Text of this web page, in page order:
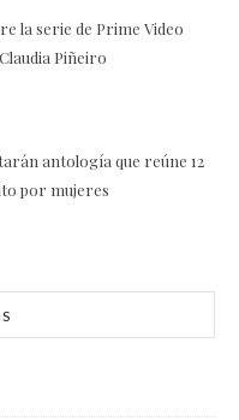
la serie de Prime Video
Piñeiro
antología que reúne 12
por mujeres